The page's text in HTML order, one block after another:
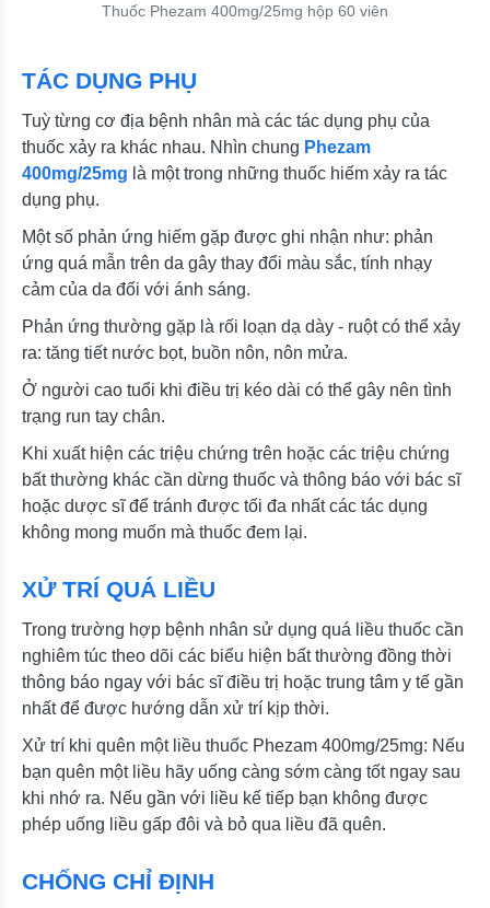
Thuốc Phezam 400mg/25mg hộp 60 viên
TÁC DỤNG PHỤ
Tuỳ từng cơ địa bệnh nhân mà các tác dụng phụ của
thuốc xảy ra khác nhau. Nhìn chung Phezam
400mg/25mg là một trong những thuốc hiếm xảy ra tác
dụng phụ.
Một số phản ứng hiếm gặp được ghi nhận như: phản
ứng quá mẫn trên da gây thay đổi màu sắc, tính nhạy
cảm của da đối với ánh sáng.
Phản ứng thường gặp là rối loạn dạ dày - ruột có thể xảy
ra: tăng tiết nước bọt, buồn nôn, nôn mửa.
Ở người cao tuổi khi điều trị kéo dài có thể gây nên tình
trạng run tay chân.
Khi xuất hiện các triệu chứng trên hoặc các triệu chứng
bất thường khác cần dừng thuốc và thông báo với bác sĩ
hoặc dược sĩ để tránh được tối đa nhất các tác dụng
không mong muốn mà thuốc đem lại.
XỬ TRÍ QUÁ LIỀU
Trong trường hợp bệnh nhân sử dụng quá liều thuốc cần
nghiêm túc theo dõi các biểu hiện bất thường đồng thời
thông báo ngay với bác sĩ điều trị hoặc trung tâm y tế gần
nhất để được hướng dẫn xử trí kịp thời.
Xử trí khi quên một liều thuốc Phezam 400mg/25mg: Nếu
bạn quên một liều hãy uống càng sớm càng tốt ngay sau
khi nhớ ra. Nếu gần với liều kế tiếp bạn không được
phép uống liều gấp đôi và bỏ qua liều đã quên.
CHỐNG CHỈ ĐỊNH